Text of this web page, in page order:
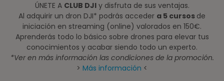
ÚNETE A CLUB DJIy disfruta de sus ventajas.
Al adquirir un dron DJI* podrás acceder a 5 cursos de
iniciación en streaming (online) valorados en 150€.
Aprenderás todo lo básico sobre drones para elevar tus
conocimientos y acabar siendo todo un experto.
*Ver en más información las condiciones de la promoción.
> Más información <